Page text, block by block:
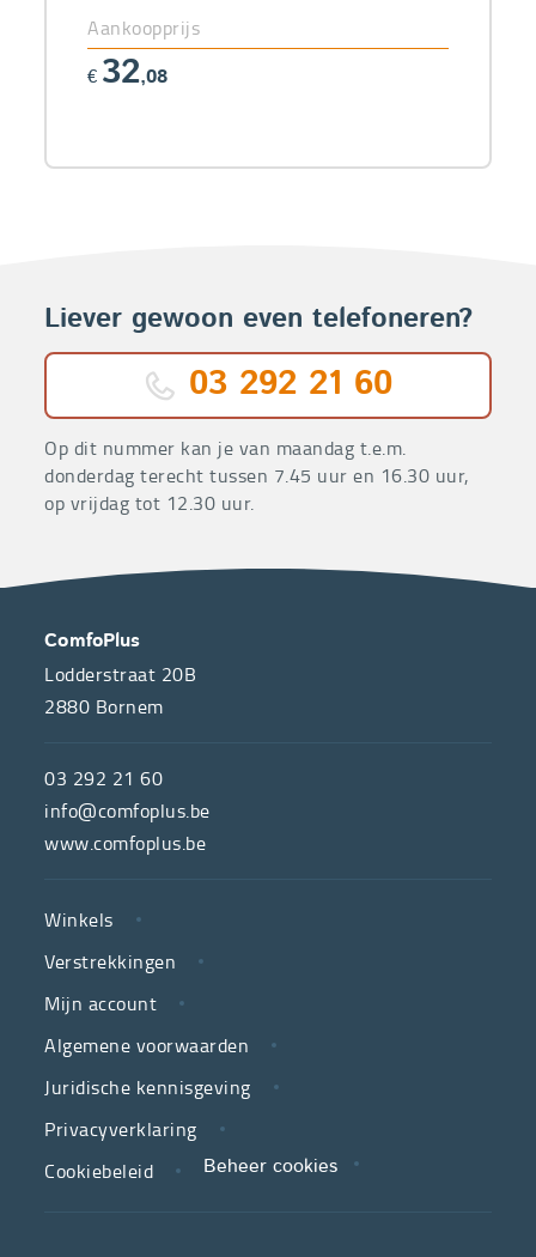
Aankoopprijs
€ 32,08
Liever gewoon even telefoneren?
03 292 21 60
Op dit nummer kan je van maandag t.e.m.
donderdag terecht tussen 7.45 uur en 16.30 uur,
op vrijdag tot 12.30 uur.
OVER
ONS
de
hulpmiddelenwinkel
van
neutrale
ziekenfondsen,
is
partner
in
zorg.
We
CONTACT
ComfoPlus
Lodderstraat 20B
2880 Bornem
03 292 21 60
info@comfoplus.be
www.comfoplus.be
LINKS
Winkels
Verstrekkingen
Mijn account
Algemene voorwaarden
Juridische kennisgeving
Privacyverklaring
Cookiebeleid
Beheer cookies